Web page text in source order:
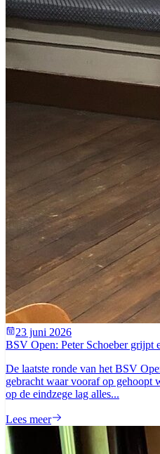
23 juni 2026
BSV Open: Peter Schoeber grijpt
De laatste ronde van het BSV
gebracht waar vooraf op gehoopt
op de eindzege lag alles...
Lees meer